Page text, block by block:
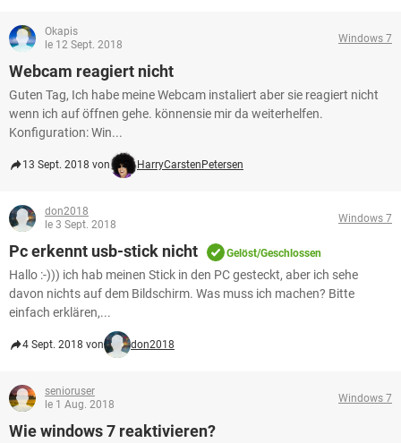
Okapis
le 12 Sept. 2018
Windows 7
Webcam reagiert nicht
Guten Tag, Ich habe meine Webcam instaliert aber sie reagiert nicht
wenn ich auf öffnen gehe. könnensie mir da weiterhelfen.
Konfiguration: Win...
13 Sept. 2018 von HarryCarstenPetersen
don2018
le 3 Sept. 2018
Windows 7
Pc erkennt usb-stick nicht Gelöst/Geschlossen
Hallo :-))) ich hab meinen Stick in den PC gesteckt, aber ich sehe
davon nichts auf dem Bildschirm. Was muss ich machen? Bitte
einfach erklären,...
4 Sept. 2018 von don2018
senioruser
le 1 Aug. 2018
Windows 7
Wie windows 7 reaktivieren?